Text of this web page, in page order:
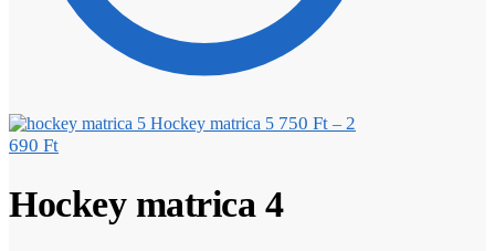
Hockey matrica 5 750 Ft – 2
690 Ft
Hockey matrica 4